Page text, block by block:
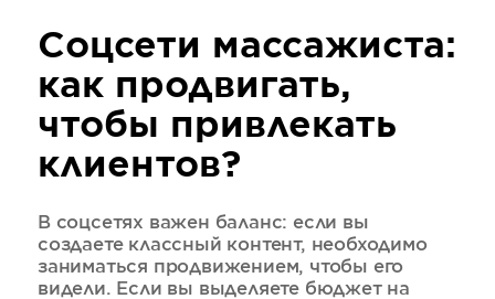
Соцсети массажиста:
как продвигать,
чтобы привлекать
клиентов?
В соцсетях важен баланс: если вы
создаете классный контент, необходимо
заниматься продвижением, чтобы его
видели. Если вы выделяете бюджет на